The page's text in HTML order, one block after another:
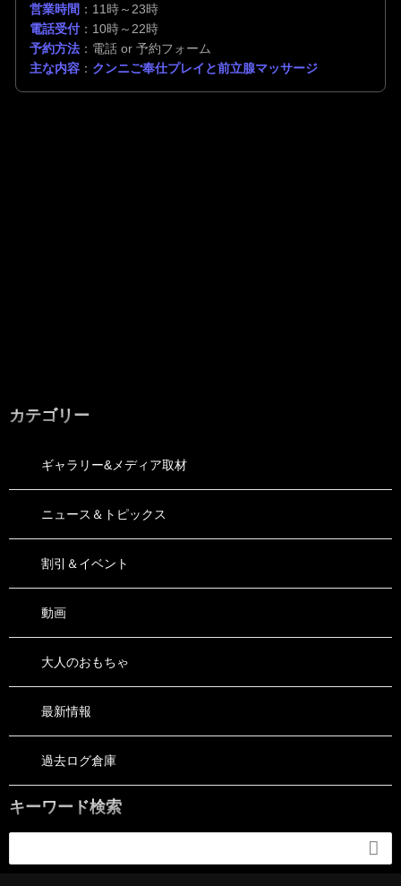
営業時間 ：11時～23時
電話受付：10時～22時
予約方法 ：電話 or 予約フォーム
主な内容 ： クンニご奉仕プレイと前立腺マッサージ
カテゴリー
ギャラリー&メディア取材
ニュース＆トピックス
割引＆イベント
動画
大人のおもちゃ
最新情報
過去ログ倉庫
キーワード検索
